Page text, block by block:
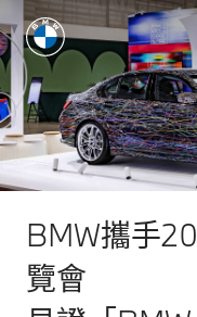
BMW攜手
覽會